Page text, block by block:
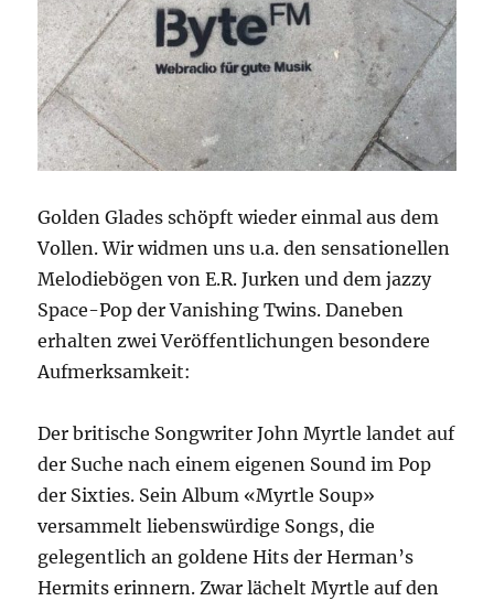
Golden Glades schöpft wieder einmal aus dem
Vollen. Wir widmen uns u.a. den sensationellen
Melodiebögen von E.R. Jurken und dem jazzy
Space-Pop der Vanishing Twins. Daneben
erhalten zwei Veröffentlichungen besondere
Aufmerksamkeit:
Der britische Songwriter John Myrtle landet auf
der Suche nach einem eigenen Sound im Pop
der Sixties. Sein Album «Myrtle Soup»
versammelt liebenswürdige Songs, die
gelegentlich an goldene Hits der Herman’s
Hermits erinnern. Zwar lächelt Myrtle auf den